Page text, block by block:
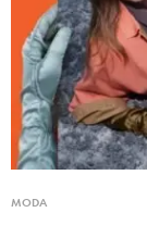
MODA